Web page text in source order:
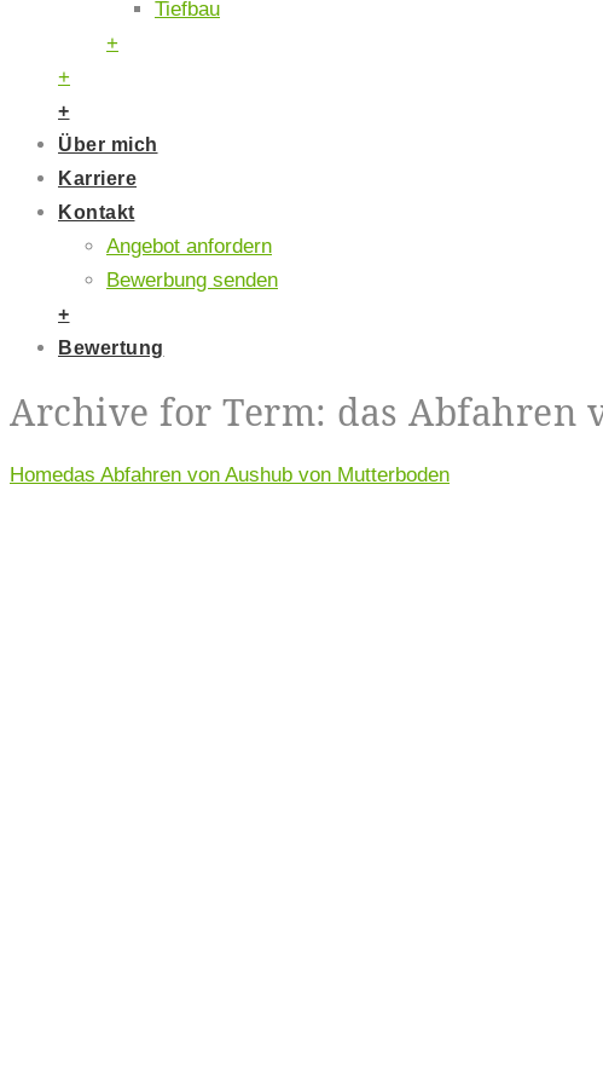
Tiefbau
+
+
+
Über mich
Karriere
Kontakt
Angebot anfordern
Bewerbung senden
+
Bewertung
Archive for Term: das Abfahren
Homedas Abfahren von Aushub von Mutterboden